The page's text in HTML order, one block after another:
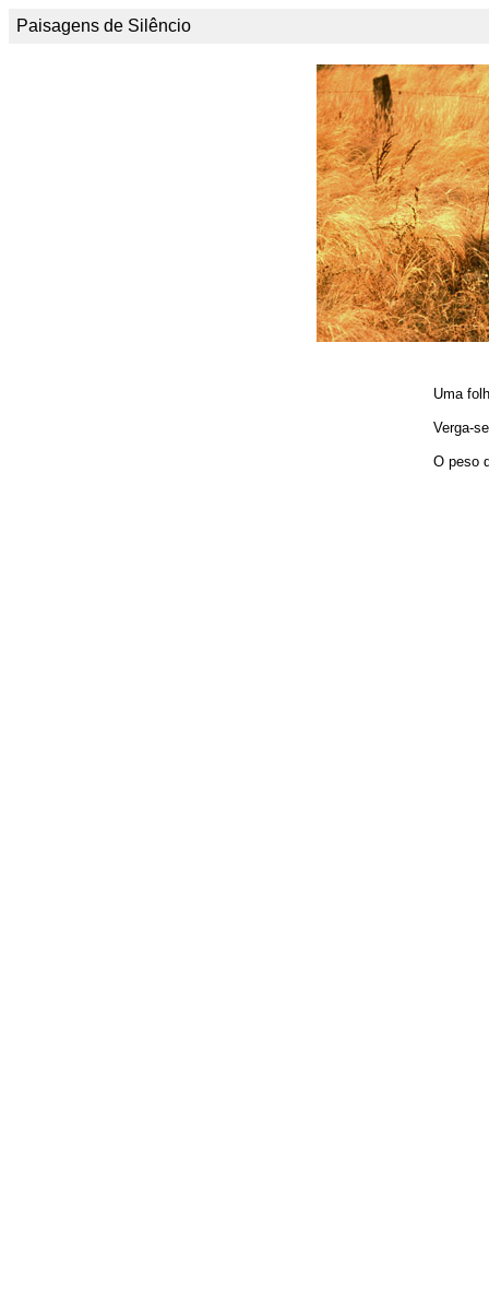
Paisagens de Silêncio
Uma
Verga-
O peso